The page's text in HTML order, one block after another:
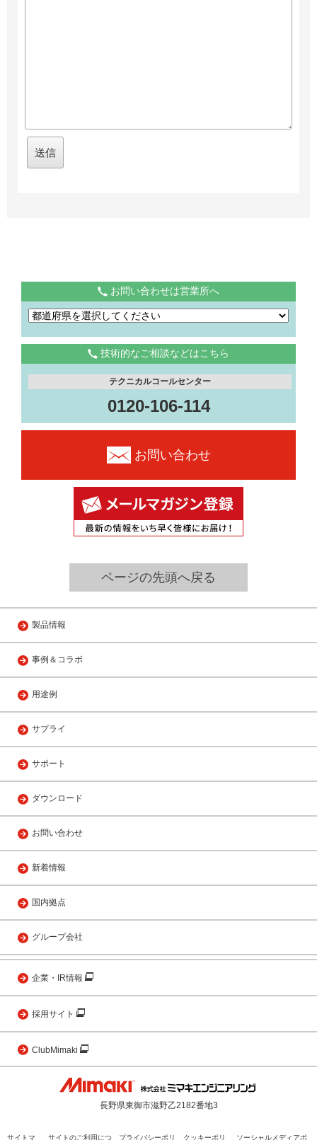
お問い合わせは営業所へ
技術的なご相談などはこちら
テクニカルコールセンター
0120-106-114
お問い合わせ
ページの先頭へ戻る
製品情報
事例＆コラボ
用途例
サプライ
サポート
ダウンロード
お問い合わせ
新着情報
国内拠点
グループ会社
企業・IR情報
採用サイト
ClubMimaki
長野県東御市滋野乙2182番地3
サイトマ サイトのご利用につ プライバシーポリ クッキーポリ ソーシャルメディアポ